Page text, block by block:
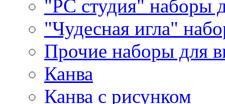
"РС студия" наборы
"Чудесная игла"
Прочие наборы для
Канва
Канва с рисунком